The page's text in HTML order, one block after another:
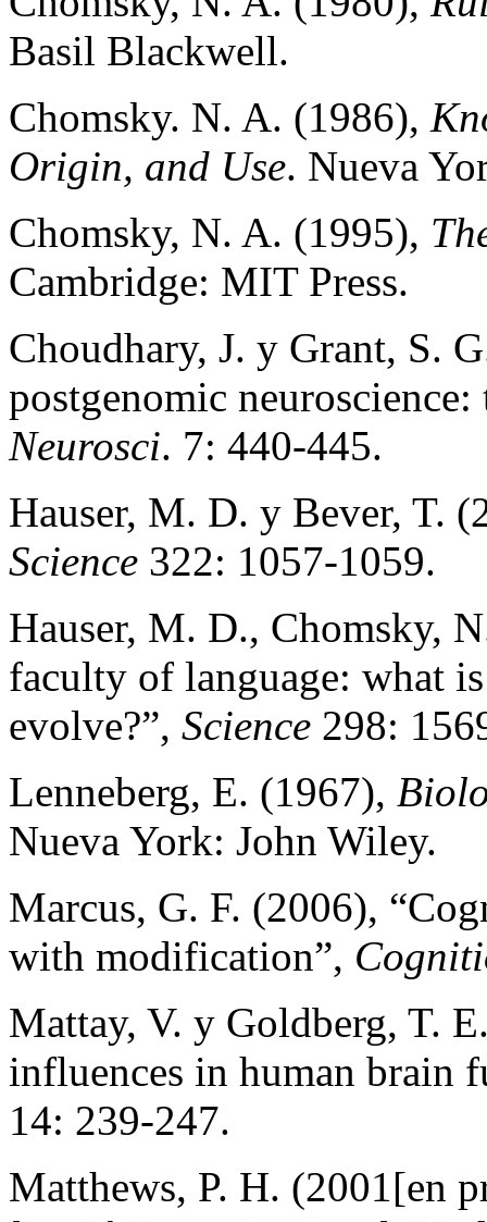
Basil Blackwell.
Chomsky. N. A. (1986),
Origin, and Use. Nueva
Chomsky, N. A. (1995),
Cambridge: MIT Press.
Choudhary, J. y Grant, S.
postgenomic
Neurosci. 7: 440-445.
Hauser, M. D. y Bever, T.
Science 322: 1057-1059.
Hauser, M. D., Chomsky,
faculty of language: what
evolve?”, Science 298:
Lenneberg, E. (1967),
Nueva York: John Wiley.
Marcus, G. F. (2006),
with modification”,
Mattay, V. y Goldberg, T.
influences in human brain
14: 239-247.
Matthews, P. H. (2001[en